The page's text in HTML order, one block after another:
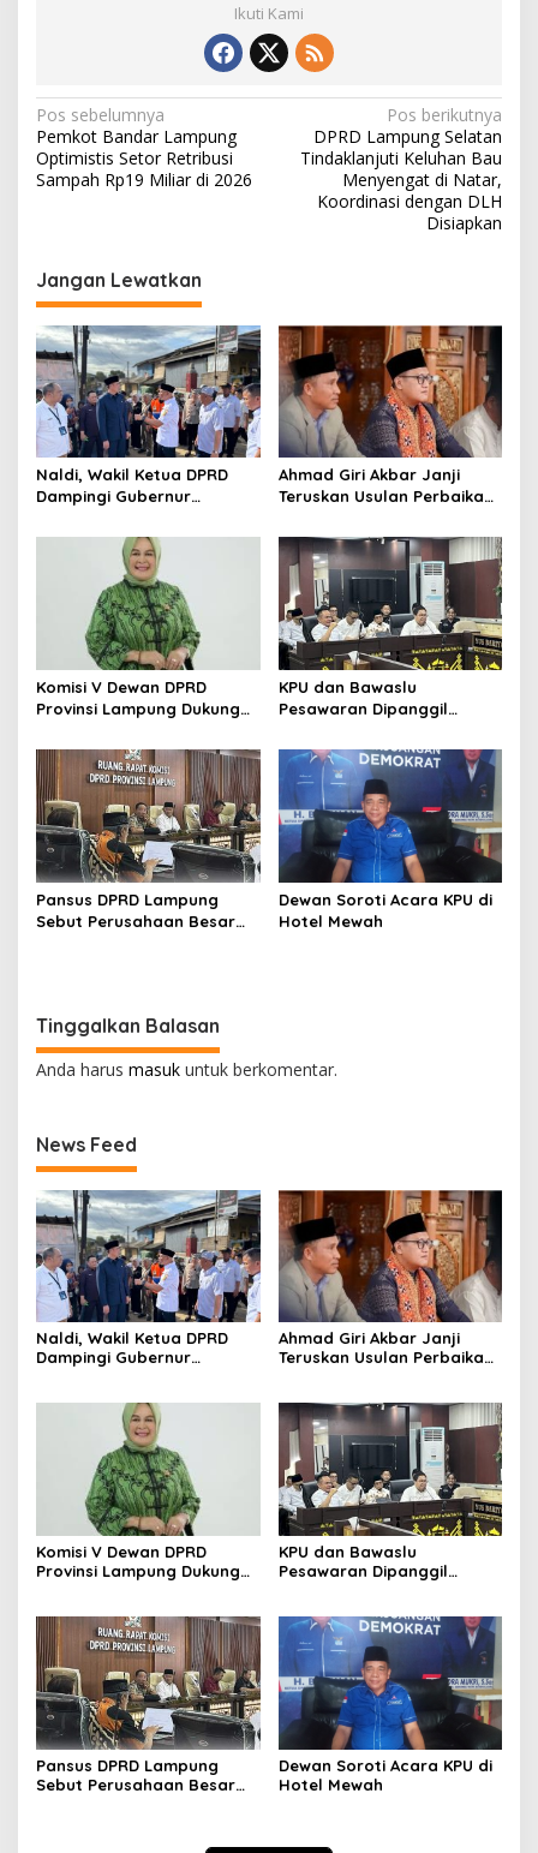
Ikuti Kami
N
a
v
a
s
i
p
o
s
Pos sebelumnya
Pemkot Bandar Lampung
Optimistis Setor Retribusi
Sampah Rp19 Miliar di 2026
Pos berikutnya
DPRD Lampung Selatan
Tindaklanjuti Keluhan Bau
Menyengat di Natar,
Koordinasi dengan DLH
Disiapkan
Jangan Lewatkan
Naldi, Wakil Ketua DPRD
Dampingi Gubernur
Banjir Di Bandar Lampung
Ahmad Giri Akbar Janji
Teruskan Usulan Perbaikan
Gubernur
Komisi V Dewan DPRD
Provinsi Lampung Dukung
KPU dan Bawaslu
Pesawaran Dipanggil
Lampung Bahas PSU
Pansus DPRD Lampung
Sebut Perusahaan Besar
Dewan Soroti Acara KPU di
Hotel Mewah
Tinggalkan Balasan
Anda harus masuk untuk berkomentar.
News Feed
Naldi, Wakil Ketua DPRD
Dampingi Gubernur
Ahmad Giri Akbar Janji
Teruskan Usulan Perbaikan
Komisi V Dewan DPRD
Provinsi Lampung Dukung
KPU dan Bawaslu
Pesawaran Dipanggil
Pansus DPRD Lampung
Sebut Perusahaan Besar
Dewan Soroti Acara KPU di
Hotel Mewah